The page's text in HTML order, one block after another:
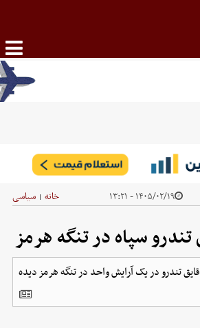
۱۴۰۵/۰۲/۱۹ - ۱۳:۲۱ خانه | سیاسی
در این تصویر، بیش از ۱۰۰ قایق تندرو در یک آرایش واحد در تنگه هرمز دیده